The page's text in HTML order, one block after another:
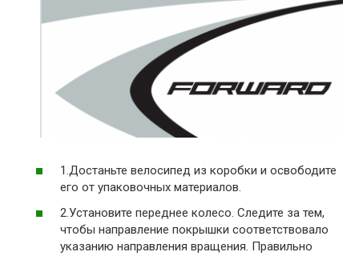
1.Достаньте велосипед из коробки и освободите
его от упаковочных материалов.
2.Установите переднее колесо. Следите за тем,
чтобы направление покрышки соответствовало
указанию направления вращения. Правильно